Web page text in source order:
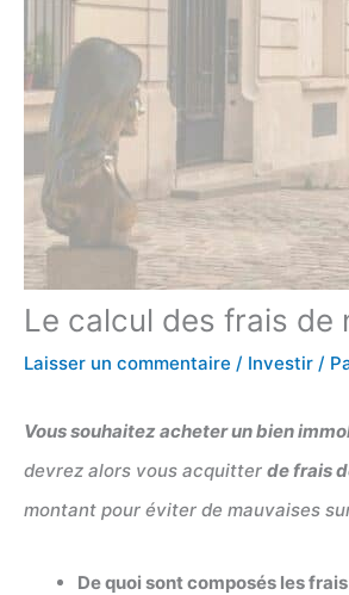
Le calcul des frais de
Laisser un commentaire / Investir /
Vous souhaitez acheter un bien
devrez alors vous acquitter de frais
montant pour éviter de mauvaises
De quoi sont composés les